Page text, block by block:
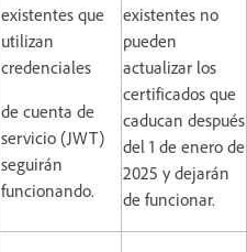
existentes que
utilizan
credenciales
de cuenta de
servicio (JWT)
seguirán
funcionando.
existentes no
pueden
actualizar los
certificados que
caducan después
del 1 de enero de
2025 y dejarán
de funcionar.